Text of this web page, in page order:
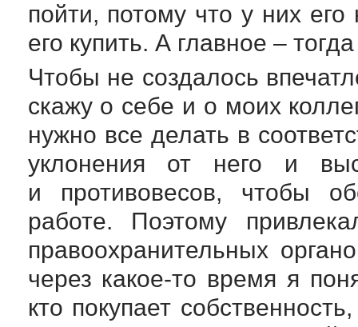
пойти, потому что у них
его купить. А главное –
Чтобы не создалось
скажу о себе и о моих
нужно все делать в
уклонения от него и
и противовесов, чтобы
работе. Поэтому
правоохранительных
через какое-то время я
кто покупает